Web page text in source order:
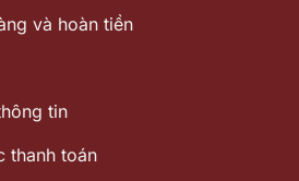
và hoàn tiền
tin
thanh toán